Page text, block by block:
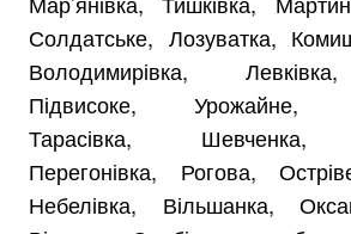
Солдатське, Лозуватка,
Володимирівка,
Підвисоке, Урожайне,
Тарасівка, Шевченка,
Перегонівка, Рогова,
Небелівка, Вільшанка,